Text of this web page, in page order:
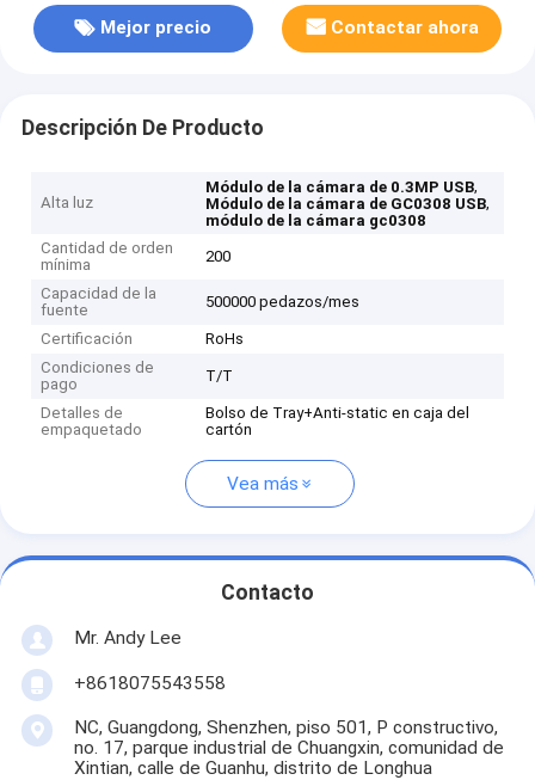
Mejor precio Contactar ahora
Descripción De Producto
Alta luz
Módulo de la cámara de 0.3MP USB,
Módulo de la cámara de GC0308 USB,
módulo de la cámara gc0308
Cantidad de orden
mínima
200
Capacidad de la
fuente
500000 pedazos/mes
Certificación
RoHs
Condiciones de
pago
T/T
Detalles de
empaquetado
Bolso de Tray+Anti-static en caja del
cartón
Vea más
Contacto
Mr. Andy Lee
+8618075543558
NC, Guangdong, Shenzhen, piso 501, P constructivo,
no. 17, parque industrial de Chuangxin, comunidad de
Xintian, calle de Guanhu, distrito de Longhua